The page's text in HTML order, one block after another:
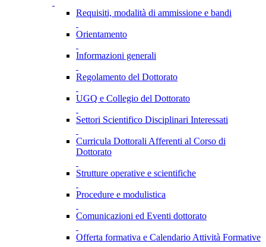
Requisiti, modalità di ammissione e bandi
Orientamento
Informazioni generali
Regolamento del Dottorato
UGQ e Collegio del Dottorato
Settori Scientifico Disciplinari Interessati
Curricula Dottorali Afferenti al Corso di
Dottorato
Strutture operative e scientifiche
Procedure e modulistica
Comunicazioni ed Eventi dottorato
Offerta formativa e Calendario Attività Formative